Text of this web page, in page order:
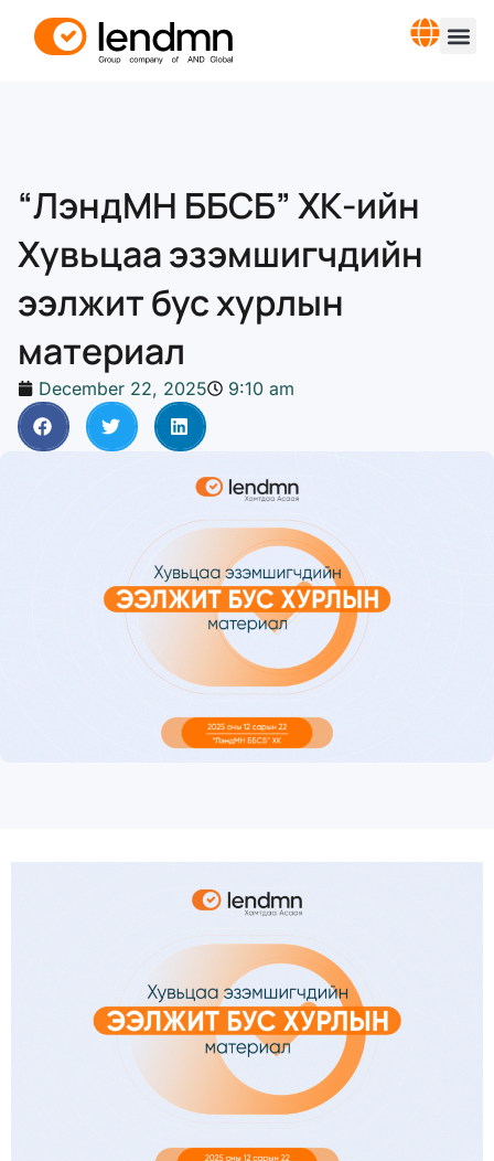
“ЛэндМН ББСБ” ХК-ийн
Хувьцаа эзэмшигчдийн
ээлжит бус хурлын
материал
December 22, 2025 9:10 am